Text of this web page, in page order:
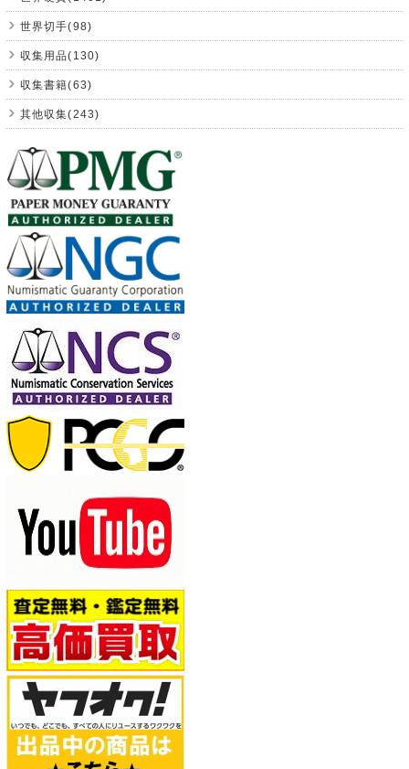
世界切手(98)
収集用品(130)
収集書籍(63)
其他収集(243)